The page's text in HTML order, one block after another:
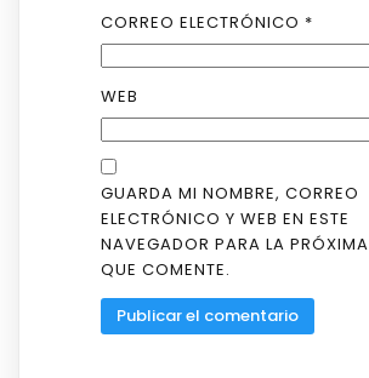
CORREO ELECTRÓNICO *
WEB
GUARDA MI NOMBRE, CORREO
ELECTRÓNICO Y WEB EN ESTE
NAVEGADOR PARA LA
QUE COMENTE.